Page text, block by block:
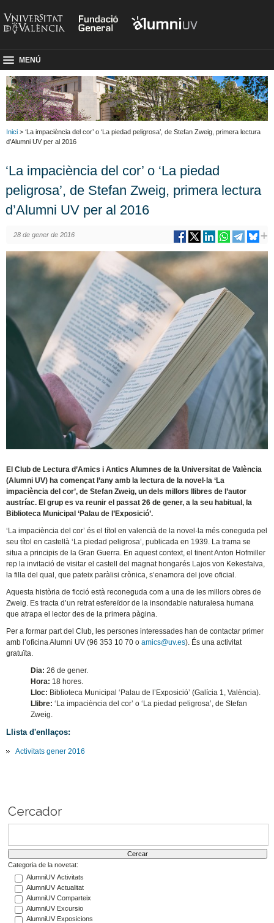
MENÚ
Inici > ‘La impaciència del cor’ o ‘La piedad peligrosa’, de Stefan Zweig, primera lectura
d’Alumni UV per al 2016
‘La impaciència del cor’ o ‘La piedad
peligrosa’, de Stefan Zweig, primera lectura
d’Alumni UV per al 2016
28 de gener de 2016
El Club de Lectura d’Amics i Antics Alumnes de la Universitat de València
(Alumni UV) ha començat l’any amb la lectura de la novel·la ‘La
impaciència del cor’, de Stefan Zweig, un dels millors llibres de l’autor
austríac. El grup es va reunir el passat 26 de gener, a la seu habitual, la
Biblioteca Municipal ‘Palau de l’Exposició’.
‘La impaciència del cor’ és el títol en valencià de la novel·la més coneguda pel
seu títol en castellà ‘La piedad peligrosa’, publicada en 1939. La trama se
situa a principis de la Gran Guerra. En aquest context, el tinent Anton Hofmiller
rep la invitació de visitar el castell del magnat hongarés Lajos von Kekesfalva,
la filla del qual, que pateix paràlisi crònica, s’enamora del jove oficial.
Aquesta història de ficció està reconeguda com a una de les millors obres de
Zweig. Es tracta d’un retrat esfereïdor de la insondable naturalesa humana
que atrapa el lector des de la primera pàgina.
Per a formar part del Club, les persones interessades han de contactar primer
amb l’oficina Alumni UV (96 353 10 70 oamics@uv.es). És una activitat
gratuïta.
Dia:26 de gener.
Hora: 18 hores.
Lloc: Biblioteca Municipal ‘Palau de l’Exposició’ (Galícia 1, València).
Llibre:‘La impaciència del cor’ o ‘La piedad peligrosa’, de Stefan
Zweig.
Llista d'enllaços:
Activitats gener 2016
Cercador
Categoria de la novetat:
AlumniUV Activitats
AlumniUV Actualitat
AlumniUV Comparteix
AlumniUV Excursio
AlumniUV Exposicions